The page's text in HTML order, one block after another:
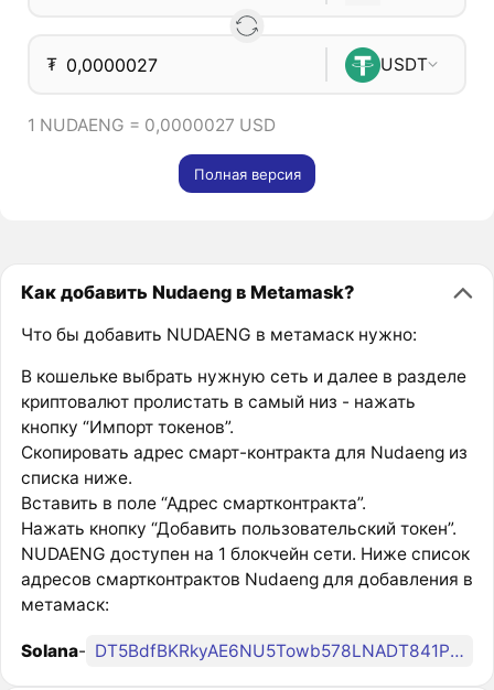
₮ USDT
1 NUDAENG = 0,0000027 USD
Полная версия
Как добавить Nudaeng в Metamask?
Что бы добавить NUDAENG в метамаск нужно:
В кошельке выбрать нужную сеть и далее в разделе
криптовалют пролистать в самый низ - нажать
кнопку “Импорт токенов”.
Скопировать адрес смарт-контракта для Nudaeng из
списка ниже.
Вставить в поле “Адрес смартконтракта”.
Нажать кнопку “Добавить пользовательский токен”.
NUDAENG доступен на 1 блокчейн сети. Ниже список
адресов смартконтрактов Nudaeng для добавления в
метамаск:
Solana- DT5BdfBKRkyAE6NU5Towb578LNADT841P7yUzZbUpump